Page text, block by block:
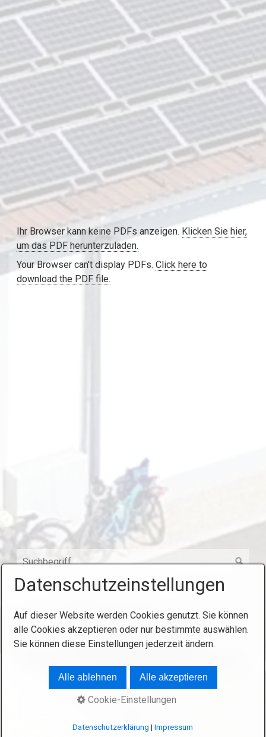
Ihr Browser kann keine PDFs anzeigen. Klicken Sie hier,
um das PDF herunterzuladen.
Your Browser can't display PDFs.Click here to
download the PDF file.
Startseite Kontakt Impressum
© 2025 Königlich Privilegierte
mit Zeta Producer
Datenschutzeinstellungen
Auf dieser Website werden Cookies genutzt. Sie können
alle Cookies akzeptieren oder nur bestimmte auswählen.
Sie können diese Einstellungen jederzeit ändern.
Alle ablehnen Alle akzeptieren
Cookie-Einstellungen
Datenschutzerklärung |Impressum